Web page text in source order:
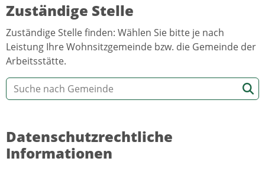
Zuständige Stelle
Zuständige Stelle finden: Wählen Sie bitte je nach
Leistung Ihre Wohnsitzgemeinde bzw. die Gemeinde der
Arbeitsstätte.
Datenschutzrechtliche
Informationen